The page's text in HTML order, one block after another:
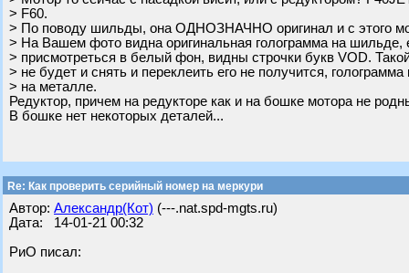
> F60.
> По поводу шильды, она ОДНОЗНАЧНО оригинал и с этого
> На Вашем фото видна оригинальная голограмма на шильде,
> присмотреться в белый фон, видны строчки букв VOD.
> не будет и снять и переклеить его не получится, голограмма
> на металле.
Редуктор, причем на редукторе как и на бошке мотора не
В бошке нет некоторых деталей...
Re: Как проверить серийный номер на меркури
Автор: Александр(Кот) (---.nat.spd-mgts.ru)
Дата: 14-01-21 00:32
РиО писал: